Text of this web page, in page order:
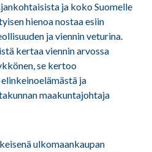
ja koko Suomelle
hienoa nostaa esiin
ja viennin veturina.
kertaa viennin arvossa
se kertoo
ja
maakuntajohtaja
ulkomaankaupan